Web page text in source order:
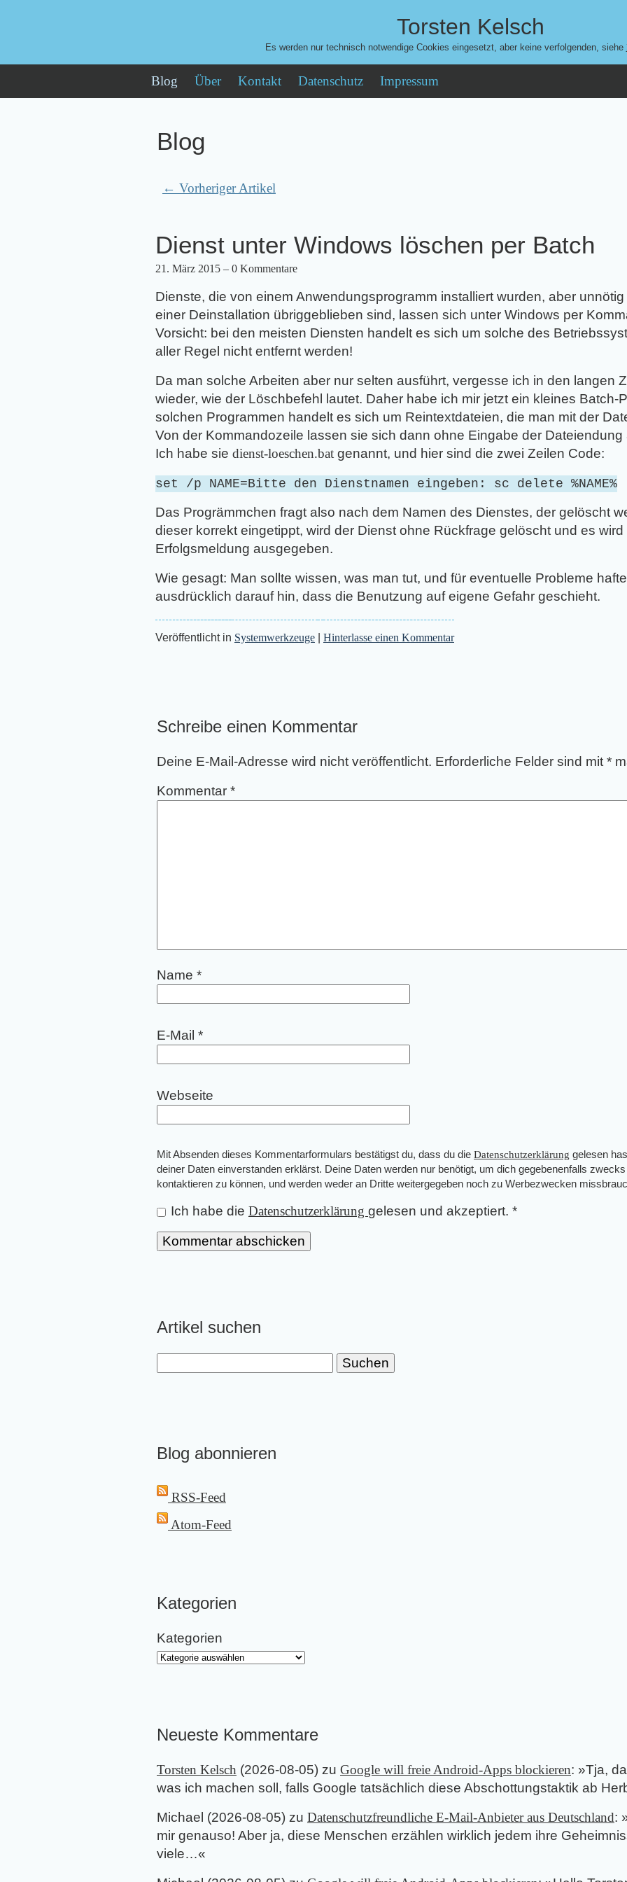
Torsten Kelsch
Es werden nur technisch notwendige Cookies eingesetzt, aber keine verfolgenden, siehe
Blog Über Kontakt Datenschutz Impressum
Blog
← Vorheriger Artikel
Dienst unter Windows löschen per Batch
21. März 2015 – 0 Kommentare
Dienste, die von einem Anwendungsprogramm installiert wurden, aber
einer Deinstallation übriggeblieben sind, lassen sich unter Windows per
Vorsicht: bei den meisten Diensten handelt es sich um solche des
aller Regel nicht entfernt werden!
Da man solche Arbeiten aber nur selten ausführt, vergesse ich in den langen
wieder, wie der Löschbefehl lautet. Daher habe ich mir jetzt ein kleines Batch-
solchen Programmen handelt es sich um Reintextdateien, die man mit der
Von der Kommandozeile lassen sie sich dann ohne Eingabe der
Ich habe sie dienst-loeschen.bat genannt, und hier sind die zwei Zeilen Code:
set /p NAME=Bitte den Dienstnamen eingeben: sc delete %NAME%
Das Progrämmchen fragt also nach dem Namen des Dienstes, der gelöscht
dieser korrekt eingetippt, wird der Dienst ohne Rückfrage gelöscht und es
Erfolgsmeldung ausgegeben.
Wie gesagt: Man sollte wissen, was man tut, und für eventuelle Probleme
ausdrücklich darauf hin, dass die Benutzung auf eigene Gefahr geschieht.
Veröffentlicht in Systemwerkzeuge Hinterlasse einen Kommentar
Schreibe einen Kommentar
Deine E-Mail-Adresse wird nicht veröffentlicht. Erforderliche Felder sind mit *
Kommentar *
Name *
E-Mail *
Webseite
Mit Absenden dieses Kommentarformulars bestätigst du, dass du die Datenschutzerklärung gelesen
deiner Daten einverstanden erklärst. Deine Daten werden nur benötigt, um dich gegebenenfalls
kontaktieren zu können, und werden weder an Dritte weitergegeben noch zu Werbezwecken
Ich habe die Datenschutzerklärung gelesen und akzeptiert. *
Artikel suchen
Blog abonnieren
RSS-Feed
Atom-Feed
Kategorien
Kategorien
Neueste Kommentare
Torsten Kelsch (2026-08-05) zu Google will freie Android-Apps blockieren: »Tja,
was ich machen soll, falls Google tatsächlich diese Abschottungstaktik ab
Michael (2026-08-05) zu Datenschutzfreundliche E-Mail-Anbieter aus Deutschland:
mir genauso! Aber ja, diese Menschen erzählen wirklich jedem ihre
viele…«